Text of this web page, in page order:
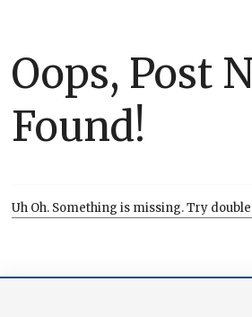
Recursos
Oops, Post
Found!
Uh Oh. Something is missing. Try